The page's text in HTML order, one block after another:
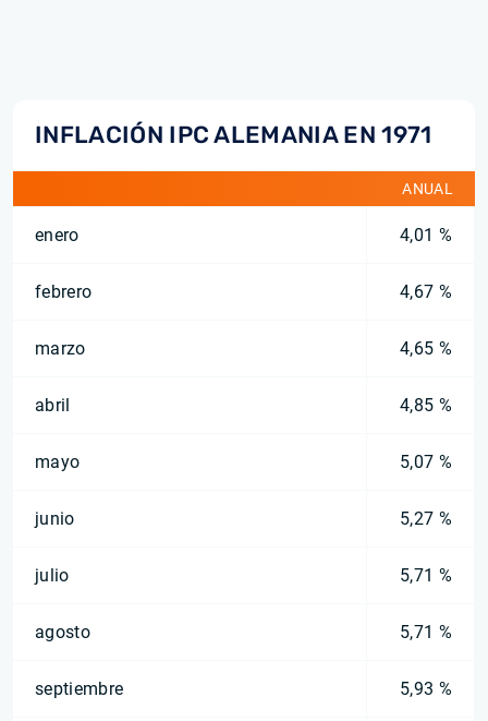
INFLACIÓN IPC ALEMANIA EN 1971
ANUAL
enero 4,01 %
febrero 4,67 %
marzo 4,65 %
abril 4,85 %
mayo 5,07 %
junio 5,27 %
julio 5,71 %
agosto 5,71 %
septiembre 5,93 %